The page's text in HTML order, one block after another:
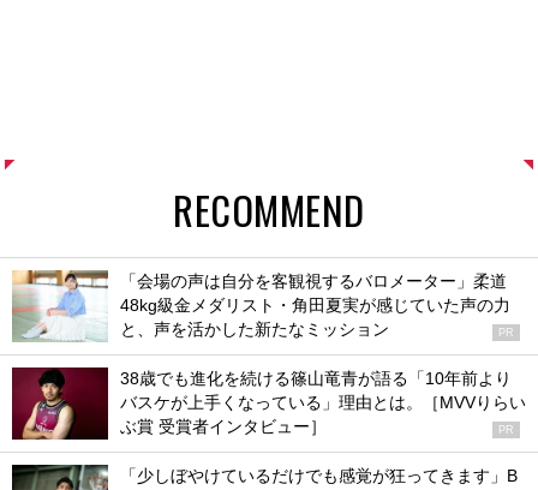
RECOMMEND
「会場の声は自分を客観視するバロメーター」柔道
48kg級金メダリスト・角田夏実が感じていた声の力
と、声を活かした新たなミッション
PR
38歳でも進化を続ける篠山竜青が語る「10年前より
バスケが上手くなっている」理由とは。［MVVりらい
ぶ賞 受賞者インタビュー］
PR
「少しぼやけているだけでも感覚が狂ってきます」B